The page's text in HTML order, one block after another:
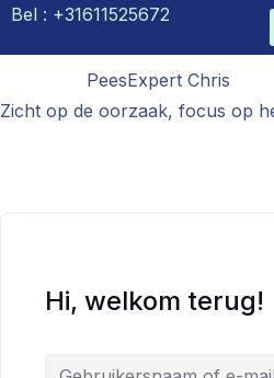
Bel : +31611525672
PeesExpert Chris
Zicht op de oorzaak, focus op
Hi, welkom terug!